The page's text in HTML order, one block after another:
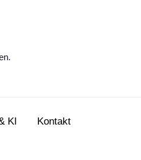
KI Kontakt